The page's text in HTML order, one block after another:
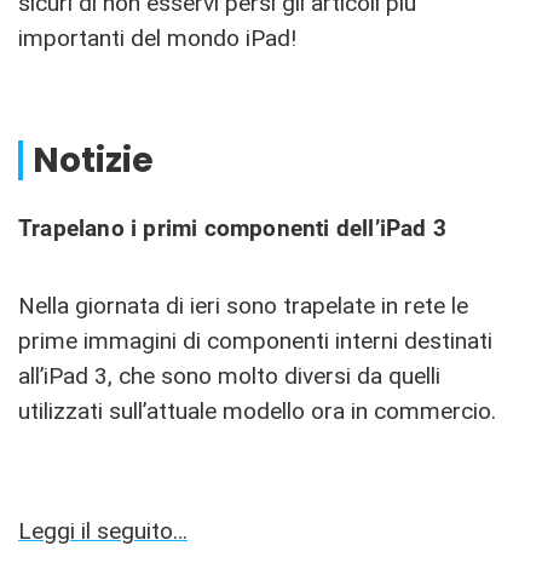
importanti del mondo iPad!
Notizie
Trapelano i primi componenti dell’iPad 3
Nella giornata di ieri sono trapelate in rete le
prime immagini di componenti interni destinati
all’iPad 3, che sono molto diversi da quelli
utilizzati sull’attuale modello ora in commercio.
Leggi il seguito…